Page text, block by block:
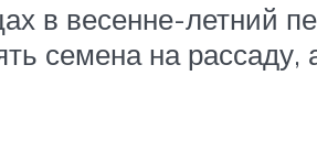
в весенне-летний
семена на рассаду,